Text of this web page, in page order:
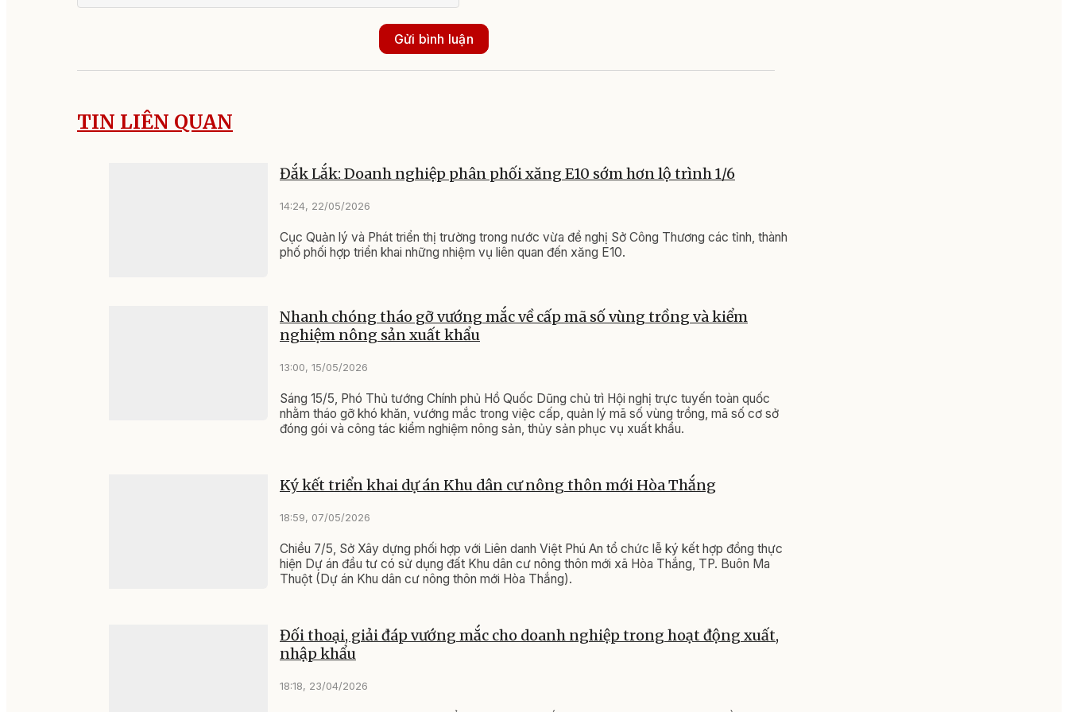
Gửi bình luận
TIN LIÊN QUAN
Đắk Lắk: Doanh nghiệp phân phối xăng E10 sớm hơn lộ trình 1/6
14:24, 22/05/2026
Cục Quản lý và Phát triển thị trường trong nước vừa đề nghị Sở Công Thương các tỉnh, thành
phố phối hợp triển khai những nhiệm vụ liên quan đến xăng E10.
Nhanh chóng tháo gỡ vướng mắc về cấp mã số vùng trồng và kiểm
nghiệm nông sản xuất khẩu
13:00, 15/05/2026
Sáng 15/5, Phó Thủ tướng Chính phủ Hồ Quốc Dũng chủ trì Hội nghị trực tuyến toàn quốc
nhằm tháo gỡ khó khăn, vướng mắc trong việc cấp, quản lý mã số vùng trồng, mã số cơ sở
đóng gói và công tác kiểm nghiệm nông sản, thủy sản phục vụ xuất khẩu.
Ký kết triển khai dự án Khu dân cư nông thôn mới Hòa Thắng
18:59, 07/05/2026
Chiều 7/5, Sở Xây dựng phối hợp với Liên danh Việt Phú An tổ chức lễ ký kết hợp đồng thực
hiện Dự án đầu tư có sử dụng đất Khu dân cư nông thôn mới xã Hòa Thắng, TP. Buôn Ma
Thuột (Dự án Khu dân cư nông thôn mới Hòa Thắng).
Đối thoại, giải đáp vướng mắc cho doanh nghiệp trong hoạt động xuất,
nhập khẩu
18:18, 23/04/2026